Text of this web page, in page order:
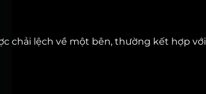
chải lệch về một bên, thường kết hợp với